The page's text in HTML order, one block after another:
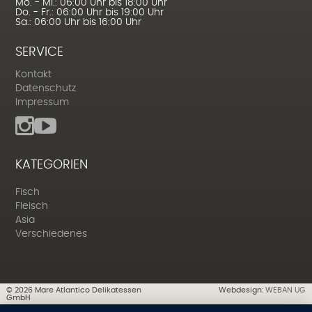
Mo. - Mi.: 06:00 Uhr bis 18:00 Uhr
Do. - Fr.: 06:00 Uhr bis 19:00 Uhr
Sa.: 06:00 Uhr bis 16:00 Uhr
SERVICE
Kontakt
Datenschutz
Impressum
KATEGORIEN
Fisch
Fleisch
Asia
Verschiedenes
© 2026Mare Atlantico Delikatessen
GmbH
Webdesign:WEBAN UG